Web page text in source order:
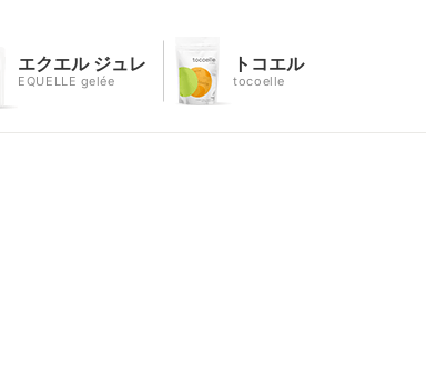
エクエル ジュレ
EQUELLE gelée
トコエル
tocoelle